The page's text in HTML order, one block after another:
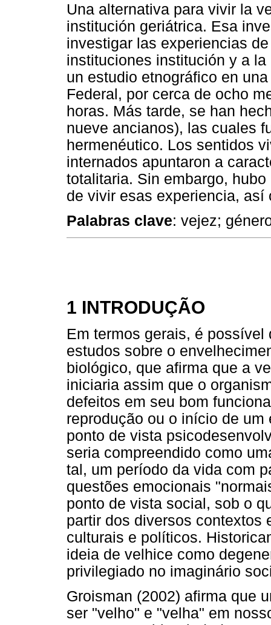
Una alternativa para vivir la
institución geriátrica. Esa
investigar las experiencias
instituciones institución y a
un estudio etnográfico en
Federal, por cerca de ocho
horas. Más tarde, se han
nueve ancianos), las cuales
hermenéutico. Los sentidos
internados apuntaron a
totalitaria. Sin embargo,
de vivir esas experiencia,
Palabras clave: vejez;
1 INTRODUÇÃO
Em termos gerais, é
estudos sobre o
biológico, que afirma que a
iniciaria assim que o
defeitos em seu bom
reprodução ou o início de
ponto de vista
seria compreendido como
tal, um período da vida com
questões emocionais
ponto de vista social, sob o
partir dos diversos
culturais e políticos.
ideia de velhice como
privilegiado no imaginário
Groisman (2002) afirma que
ser "velho" e "velha" em